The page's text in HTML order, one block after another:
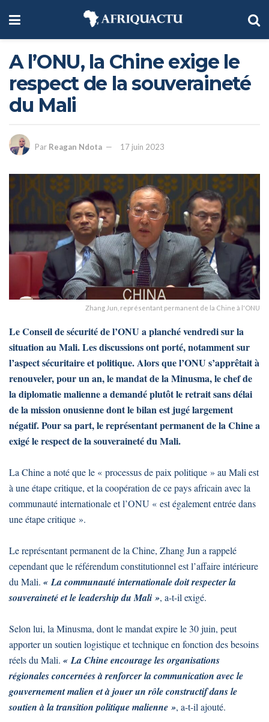
A l’ONU, la Chine exige le
respect de la souveraineté
du Mali
Par Reagan Ndota 17 juin 2023
Zhang Jun, représentant permanent de la Chine à l'ONU
Le Conseil de sécurité de l’ONU a planché vendredi sur la
situation au Mali. Les discussions ont porté, notamment sur
l’aspect sécuritaire et politique. Alors que l’ONU s’apprêtait à
renouveler, pour un an, le mandat de la Minusma, le chef de
la diplomatie malienne a demandé plutôt le retrait sans délai
de la mission onusienne dont le bilan est jugé largement
négatif. Pour sa part, le représentant permanent de la Chine a
exigé le respect de la souveraineté du Mali.
La Chine a noté que le « processus de paix politique » au Mali est
à une étape critique, et la coopération de ce pays africain avec la
communauté internationale et l’ONU « est également entrée dans
une étape critique ».
Le représentant permanent de la Chine, Zhang Jun a rappelé
cependant que le référendum constitutionnel est l’affaire intérieure
du Mali. « La communauté internationale doit respecter la
souveraineté et le leadership du Mali », a-t-il exigé.
Selon lui, la Minusma, dont le mandat expire le 30 juin, peut
apporter un soutien logistique et technique en fonction des besoins
réels du Mali. « La Chine encourage les organisations
régionales concernées à renforcer la communication avec le
gouvernement malien et à jouer un rôle constructif dans le
soutien à la transition politique malienne », a-t-il ajouté.